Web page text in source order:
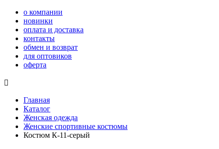
о компании
новинки
оплата и доставка
контакты
обмен и возврат
для оптовиков
оферта

Главная
Каталог
Женская одежда
Женские спортивные костюмы
Костюм К-11-серый